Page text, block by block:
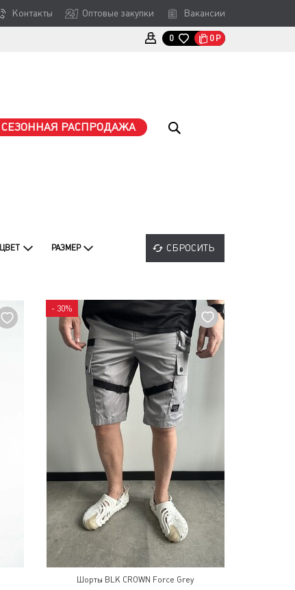
Контакты Оптовые закупки Вакансии
0 0 Р
СЕЗОННАЯ РАСПРОДАЖА
ЦВЕТ РАЗМЕР СБРОСИТЬ
- 30%
Шорты BLK CROWN Force Grey